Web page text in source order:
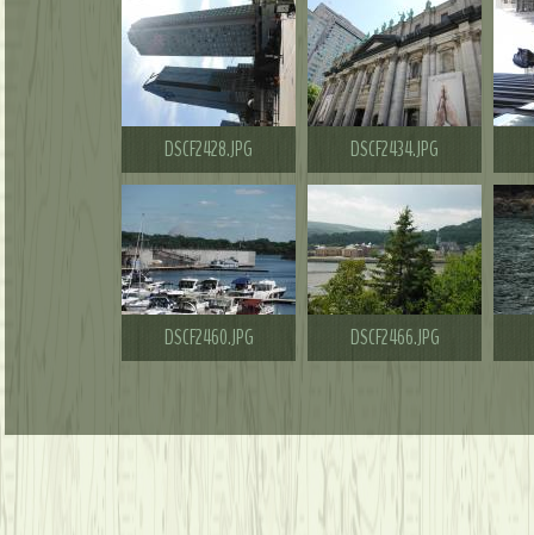
DSCF2428.JPG DSCF2434.JPG
DSCF2460.JPG DSCF2466.JPG